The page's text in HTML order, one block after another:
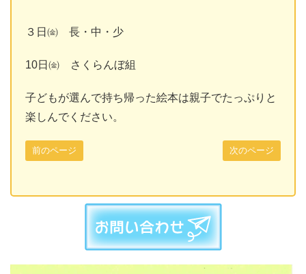
３日㈮ 長・中・少
10日㈮ さくらんぼ組
子どもが選んで持ち帰った絵本は親子でたっぷりと
楽しんでください。
前のページ 次のページ